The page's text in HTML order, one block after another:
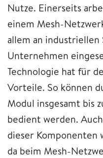
Nutze. Einerseits
einem Mesh-
allem an
Unternehmen
Technologie hat für
Vorteile. So können
Modul insgesamt bis
bedient werden.
dieser
da beim Mesh-